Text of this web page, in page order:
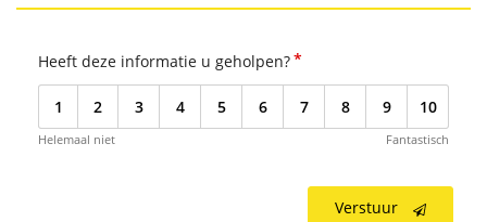
Heeft deze informatie u geholpen?*
1 2 3 4 5 6 7 8 9 10
Helemaal niet Fantastisch
Verstuur